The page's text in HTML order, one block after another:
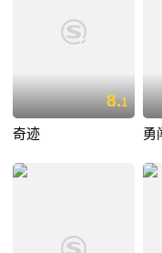
8.1
奇迹 勇